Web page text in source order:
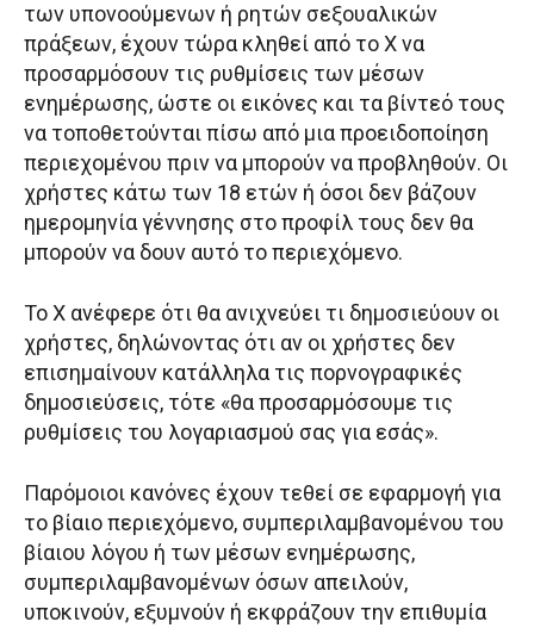
των υπονοούμενων ή ρητών σεξουαλικών
πράξεων, έχουν τώρα κληθεί από το X να
προσαρμόσουν τις ρυθμίσεις των μέσων
ενημέρωσης, ώστε οι εικόνες και τα βίντεό τους
να τοποθετούνται πίσω από μια προειδοποίηση
περιεχομένου πριν να μπορούν να προβληθούν. Οι
χρήστες κάτω των 18 ετών ή όσοι δεν βάζουν
ημερομηνία γέννησης στο προφίλ τους δεν θα
μπορούν να δουν αυτό το περιεχόμενο.
Το X ανέφερε ότι θα ανιχνεύει τι δημοσιεύουν οι
χρήστες, δηλώνοντας ότι αν οι χρήστες δεν
επισημαίνουν κατάλληλα τις πορνογραφικές
δημοσιεύσεις, τότε «θα προσαρμόσουμε τις
ρυθμίσεις του λογαριασμού σας για εσάς».
Παρόμοιοι κανόνες έχουν τεθεί σε εφαρμογή για
το βίαιο περιεχόμενο, συμπεριλαμβανομένου του
βίαιου λόγου ή των μέσων ενημέρωσης,
συμπεριλαμβανομένων όσων απειλούν,
υποκινούν, εξυμνούν ή εκφράζουν την επιθυμία